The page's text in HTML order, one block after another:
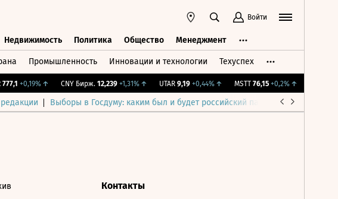
Войти
Недвижимость Политика Общество Менеджмент
Промышленность Инновации и технологии Техуспех
+0,19%↑ CNY Бирж. 12,239 +1,31%↑ UTAR 9,19 +0,44%↑ MSTT 76,15 +0,2%↑
Выборы в Госдуму: каким был и будет российский парламент
Контакты